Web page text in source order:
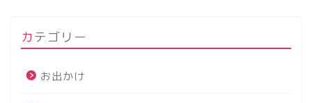
カテゴリー
お出かけ